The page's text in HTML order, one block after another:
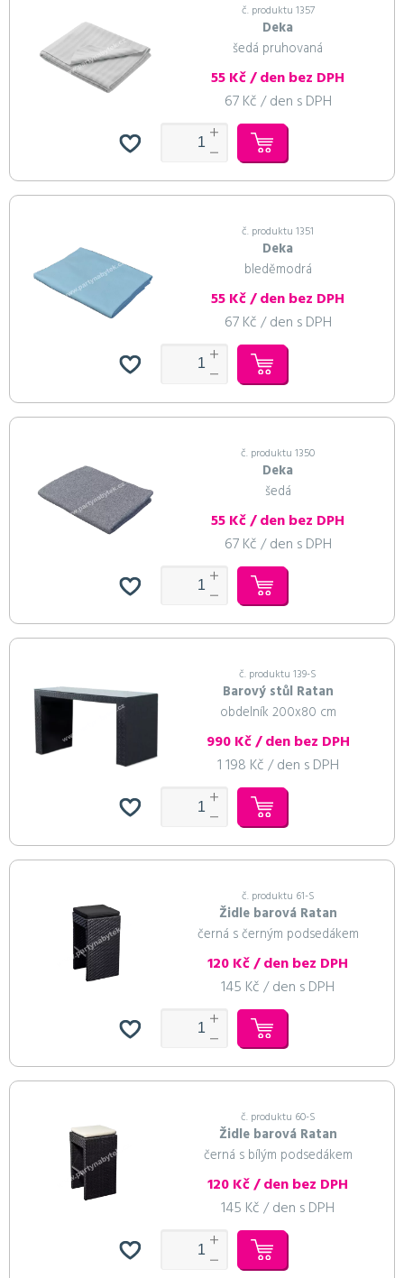
č. produktu 1357
Deka
šedá pruhovaná
55 Kč / den bez DPH
67 Kč / den s DPH
č. produktu 1351
Deka
bleděmodrá
55 Kč / den bez DPH
67 Kč / den s DPH
č. produktu 1350
Deka
šedá
55 Kč / den bez DPH
67 Kč / den s DPH
č. produktu 139-S
Barový stůl Ratan
obdelník 200x80 cm
990 Kč / den bez DPH
1 198 Kč / den s DPH
č. produktu 61-S
Židle barová Ratan
černá s černým podsedákem
120 Kč / den bez DPH
145 Kč / den s DPH
č. produktu 60-S
Židle barová Ratan
černá s bílým podsedákem
120 Kč / den bez DPH
145 Kč / den s DPH